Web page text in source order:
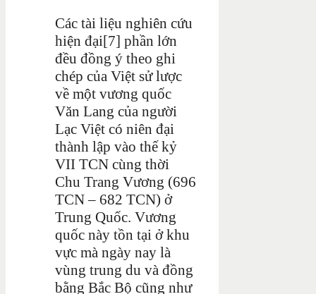
Các tài liệu nghiên cứu
hiện đại[7] phần lớn
đều đồng ý theo ghi
chép của Việt sử lược
về một vương quốc
Văn Lang của người
Lạc Việt có niên đại
thành lập vào thế kỷ
VII TCN cùng thời
Chu Trang Vương (696
TCN – 682 TCN) ở
Trung Quốc. Vương
quốc này tồn tại ở khu
vực mà ngày nay là
vùng trung du và đồng
bằng Bắc Bộ cũng như